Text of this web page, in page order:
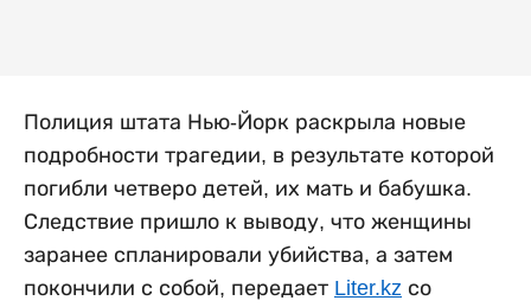
Полиция штата Нью-Йорк раскрыла новые
подробности трагедии, в результате которой
погибли четверо детей, их мать и бабушка.
Следствие пришло к выводу, что женщины
заранее спланировали убийства, а затем
покончили с собой, передает Liter.kz со